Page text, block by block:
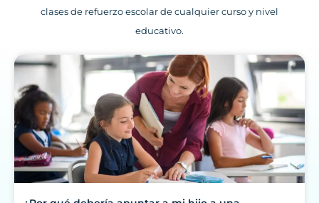
clases de refuerzo escolar de cualquier curso y nivel
educativo.